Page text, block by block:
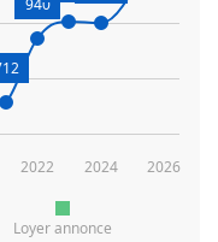
Loyer annonce
2022 2024 2026
940